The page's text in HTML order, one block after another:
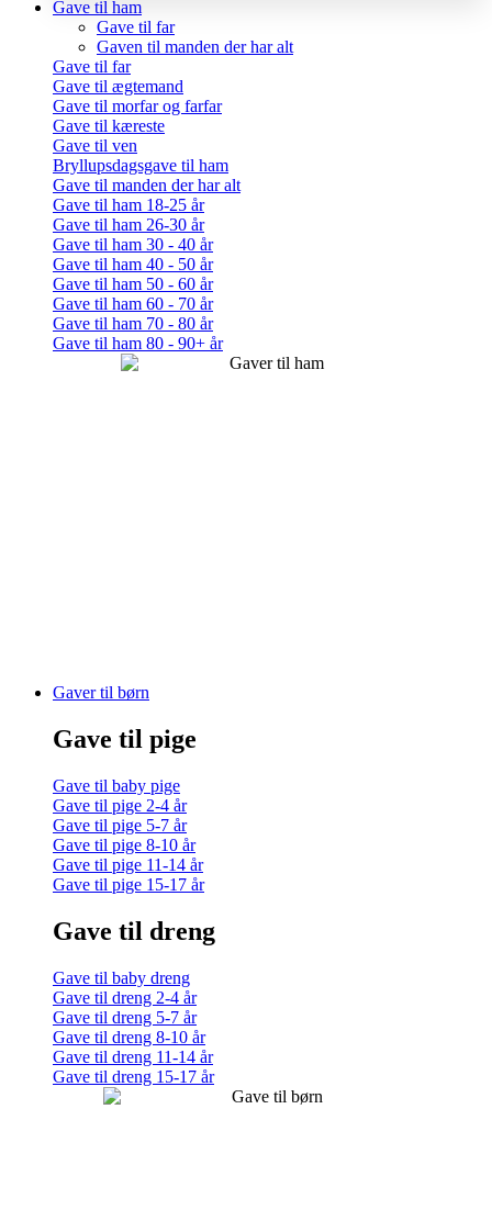
Gave til ham
Gave til far
Gaven til manden der har alt
Gave til far
Gave til ægtemand
Gave til morfar og farfar
Gave til kæreste
Gave til ven
Bryllupsdagsgave til ham
Gave til manden der har alt
Gave til ham 18-25 år
Gave til ham 26-30 år
Gave til ham 30 - 40 år
Gave til ham 40 - 50 år
Gave til ham 50 - 60 år
Gave til ham 60 - 70 år
Gave til ham 70 - 80 år
Gave til ham 80 - 90+ år
Gaver til børn
Gave til pige
Gave til baby pige
Gave til pige 2-4 år
Gave til pige 5-7 år
Gave til pige 8-10 år
Gave til pige 11-14 år
Gave til pige 15-17 år
Gave til dreng
Gave til baby dreng
Gave til dreng 2-4 år
Gave til dreng 5-7 år
Gave til dreng 8-10 år
Gave til dreng 11-14 år
Gave til dreng 15-17 år